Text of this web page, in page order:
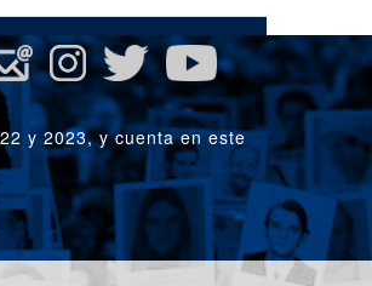
y 2023, y cuenta en este